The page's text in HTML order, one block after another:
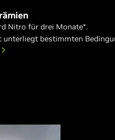
Nitro für drei Monate*.
unterliegt bestimmten